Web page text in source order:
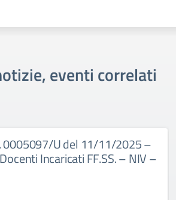
eventi correlati
0005097/U del 11/11/2025 –
Incaricati FF.SS. – NIV –